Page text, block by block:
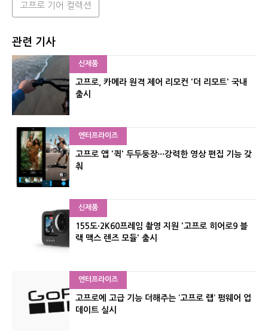
고프로 기어 컬렉션
관련 기사
신제품
고프로, 카메라 원격 제어 리모컨 '더 리모트' 국내
출시
엔터프라이즈
고프로 앱 '퀵' 두두둥장···강력한 영상 편집 기능 갖
춰
신제품
155도·2K60프레임 촬영 지원 '고프로 히어로9 블
랙 맥스 렌즈 모듈' 출시
엔터프라이즈
고프로에 고급 기능 더해주는 ‘고프로 랩’ 펌웨어 업
데이트 실시